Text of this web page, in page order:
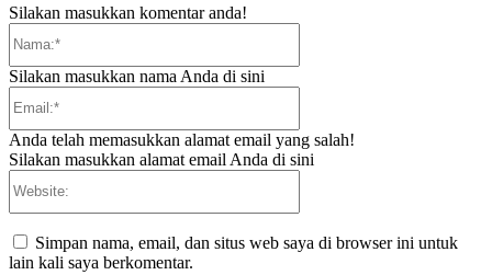
Silakan masukkan komentar anda!
Silakan masukkan nama Anda di sini
Anda telah memasukkan alamat email yang salah!
Silakan masukkan alamat email Anda di sini
Simpan nama, email, dan situs web saya di browser ini untuk
lain kali saya berkomentar.